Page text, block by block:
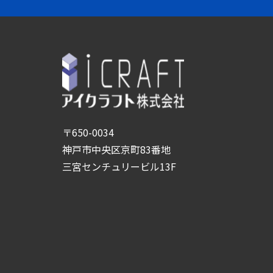
〒650-0034
神戸市中央区京町83番地
三宮センチュリービル13F